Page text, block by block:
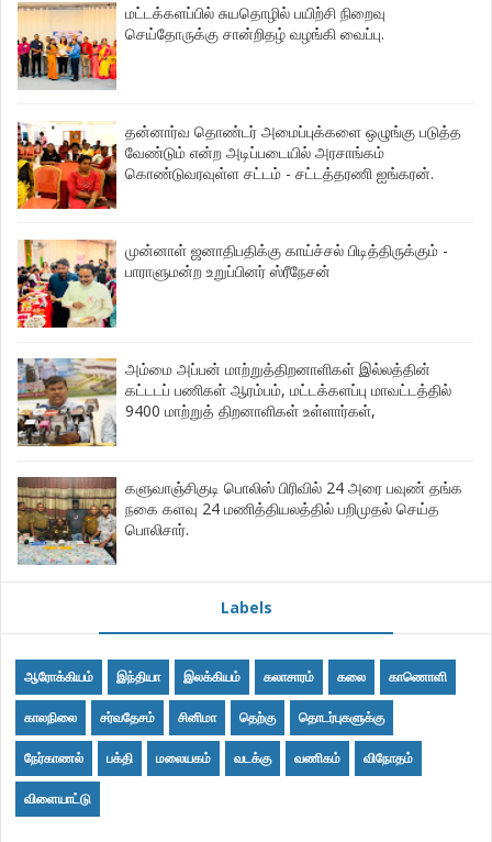
மட்டக்களப்பில் சுயதொழில் பயிற்சி நிறைவு
செய்தோருக்கு சான்றிதழ் வழங்கி வைப்பு.
தன்னார்வ தொண்டர் அமைப்புக்களை ஒழுங்கு படுத்த
வேண்டும் என்ற அடிப்படையில் அரசாங்கம்
கொண்டுவரவுள்ள சட்டம் - சட்டத்தரணி ஐங்கரன்.
முன்னாள் ஜனாதிபதிக்கு காய்ச்சல் பிடித்திருக்கும் -
பாராளுமன்ற உறுப்பினர் ஸ்ரீநேசன்
அம்மை அப்பன் மாற்றுத்திறனாளிகள் இல்லத்தின்
கட்டடப் பணிகள் ஆரம்பம், மட்டக்களப்பு மாவட்டத்தில்
9400 மாற்றுத் திறனாளிகள் உள்ளார்கள்,
களுவாஞ்சிகுடி பொலிஸ் பிரிவில் 24 அரை பவுண் தங்க
நகை களவு 24 மணித்தியலத்தில் பறிமுதல் செய்த
பொலிசார்.
Labels
ஆரோக்கியம் இந்தியா இலக்கியம் கலாசாரம் கலை காணொளி
காலநிலை சர்வதேசம் சினிமா தெற்கு தொடர்புகளுக்கு
நேர்காணல் பக்தி மலையகம் வடக்கு வணிகம் விநோதம்
விளையாட்டு